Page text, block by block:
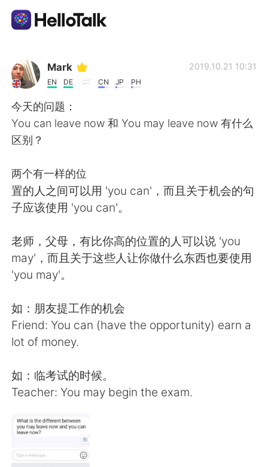
語学交換アプリ
AI Grammar Checker
日本語
English
繁體中文 Español
العربية Français
Deutsch
Русский ไทย
Indonesia Italiano
Português
Mark
EN DE CN JP PH
2019.10.21 10:31
今天的问题：
You can leave now 和 You may leave now 有什么
区别？
两个有一样的位
置的人之间可以用 'you can'，而且关于机会的句
子应该使用 'you can'。
老师，父母，有比你高的位置的人可以说 'you
may'，而且关于这些人让你做什么东西也要使用
'you may'。
如：朋友提工作的机会
Friend: You can (have the opportunity) earn a
lot of money.
如：临考试的时候。
Teacher: You may begin the exam.